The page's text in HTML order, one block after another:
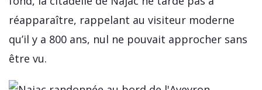
réapparaître, rappelant au visiteur moderne
qu’il y a 800 ans, nul ne pouvait approcher sans
être vu.